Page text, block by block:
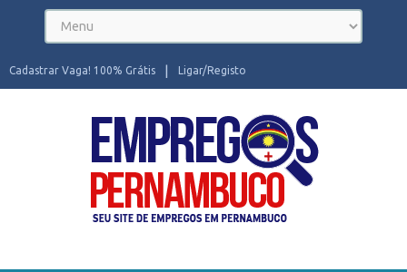
Ligar/Registo
Cadastrar Vaga! 100% Grátis